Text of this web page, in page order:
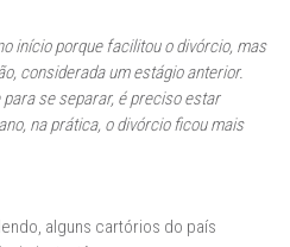
início porque facilitou o divórcio, mas
considerada um estágio anterior.
para se separar, é preciso estar
na prática, o divórcio ficou mais
alguns cartórios do país